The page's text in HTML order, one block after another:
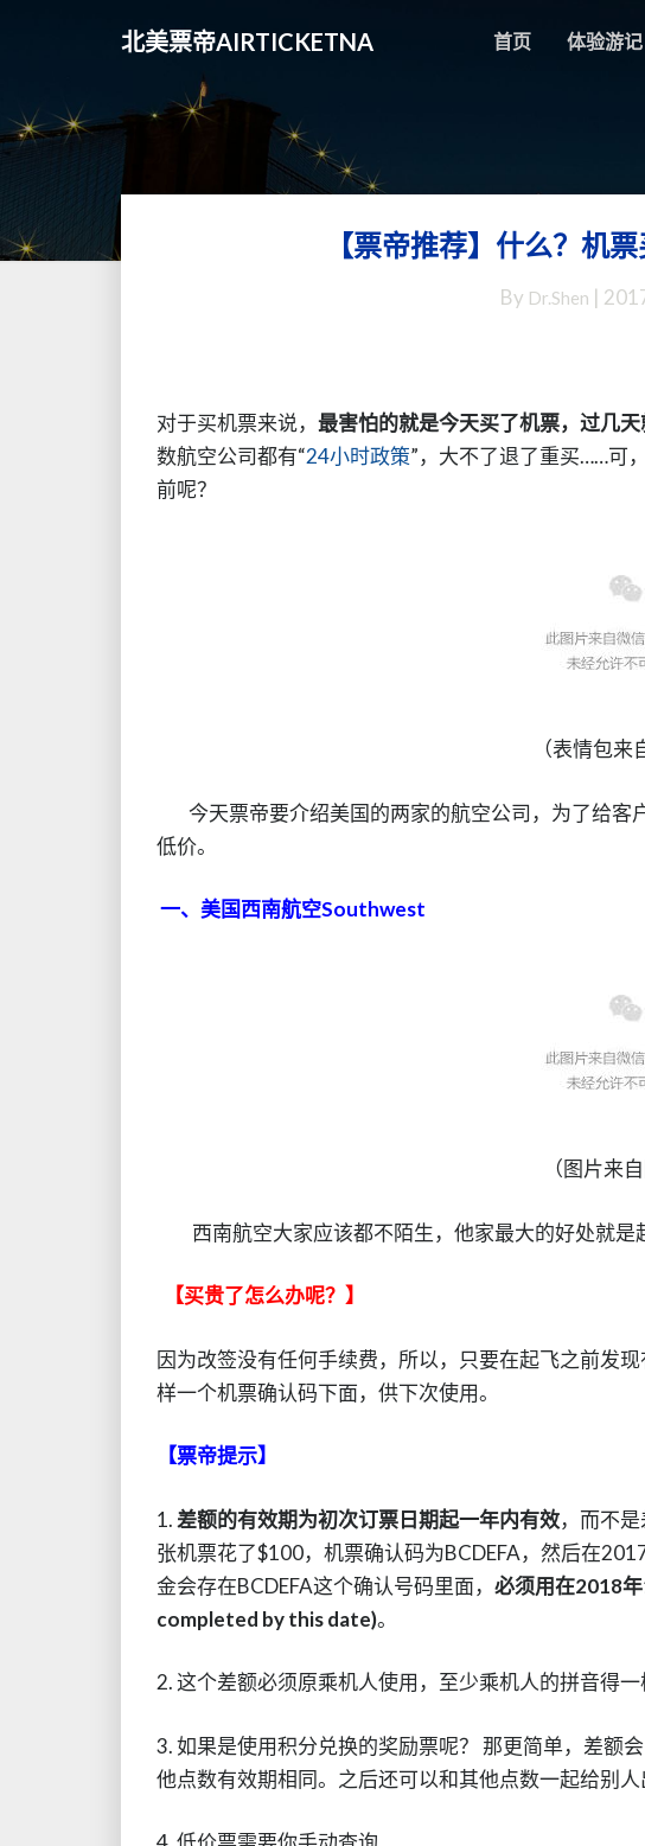
北美票帝AIRTICKETNA 首页 体验游记
推
机
票
还
能
给
差
【票帝推荐】什么？机
By Dr.Shen
对于买机票来说， 最害怕的就是今天买了机票，过几
数航空公司都有“24小时政策”，大不了退了重买……可
前呢？
（表情包来
今天票帝要介绍美国的两家的航空公司，为了给客
低价。
一、美国西南航空Southwest
（图片来
西南航空大家应该都不陌生，他家最大的好处就是
【买贵了怎么办呢？】
因为改签没有任何手续费，所以，只要在起飞之前发
样一个机票确认码下面，供下次使用。
【票帝提示】
1. 差额的有效期为初次订票日期起一年内有效，而不
张机票花了$100，机票确认码为BCDEFA，然后在
金会存在BCDEFA这个确认号码里面， 必须用在2018
completed by this date)。
2. 这个差额必须原乘机人使用，至少乘机人的拼音得
3. 如果是使用积分兑换的奖励票呢？ 那更简单，差额
他点数有效期相同。之后还可以和其他点数一起给别人